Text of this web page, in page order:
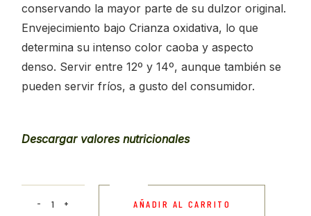
conservando la mayor parte de su dulzor original.
Envejecimiento bajo Crianza oxidativa, lo que
determina su intenso color caoba y aspecto
denso. Servir entre 12º y 14º, aunque también se
pueden servir fríos, a gusto del consumidor.
Descargar valores nutricionales
AÑADIR AL CARRITO